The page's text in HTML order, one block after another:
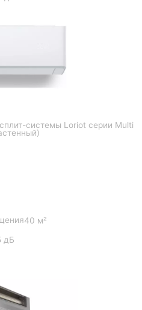
системы Loriot серии Multi
40 м²
дБ